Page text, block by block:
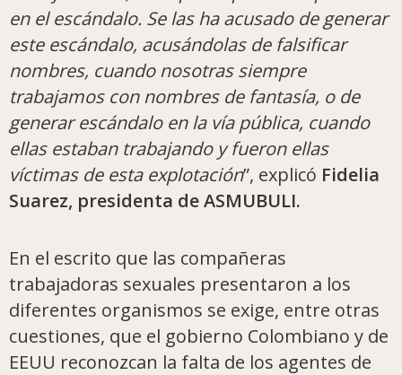
en el escándalo. Se las ha acusado de generar
este escándalo, acusándolas de falsificar
nombres, cuando nosotras siempre
trabajamos con nombres de fantasía, o de
generar escándalo en la vía pública, cuando
ellas estaban trabajando y fueron ellas
víctimas de esta explotación”, explicó Fidelia
Suarez, presidenta de ASMUBULI.
En el escrito que las compañeras
trabajadoras sexuales presentaron a los
diferentes organismos se exige, entre otras
cuestiones, que el gobierno Colombiano y de
EEUU reconozcan la falta de los agentes de